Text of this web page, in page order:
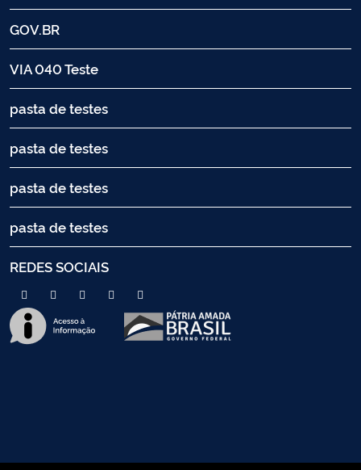
GOV.BR
VIA 040 Teste
pasta de testes
pasta de testes
pasta de testes
pasta de testes
REDES SOCIAIS